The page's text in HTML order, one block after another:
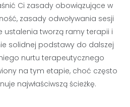
Ci zasady obowiązujące w
zasady odwoływania sesji
ustalenia tworzą ramy terapii i
solidnej podstawy do dalszej
nurtu terapeutycznego
na tym etapie, choć często
najwłaściwszą ścieżkę.